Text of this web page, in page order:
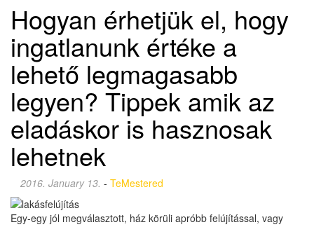
Hogyan érhetjük el, hogy
ingatlanunk értéke a
lehető legmagasabb
legyen? Tippek amik az
eladáskor is hasznosak
lehetnek
2016. January 13. - TeMestered
Egy-egy jól megválasztott, ház körüli apróbb felújítással, vagy